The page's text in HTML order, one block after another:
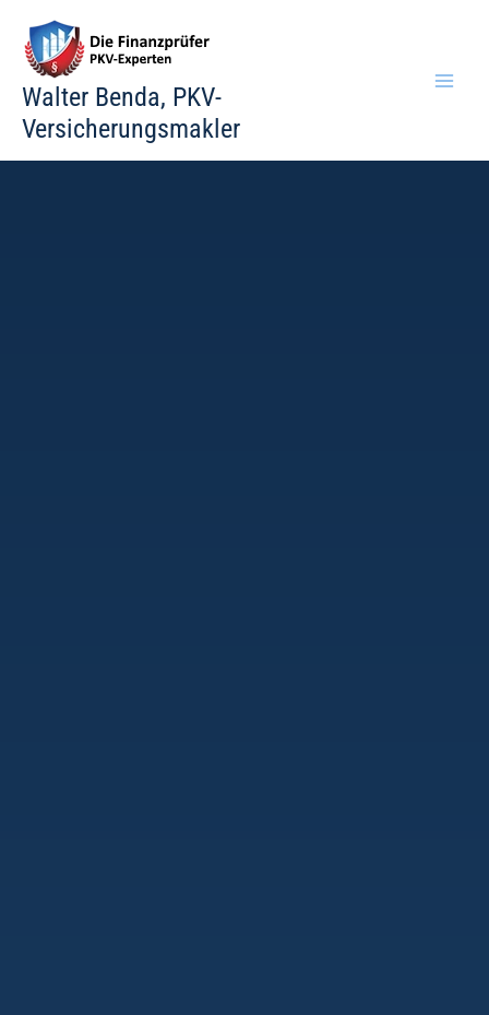
Inhalt
springen
Walter Benda, PKV-
Versicherungsmakler